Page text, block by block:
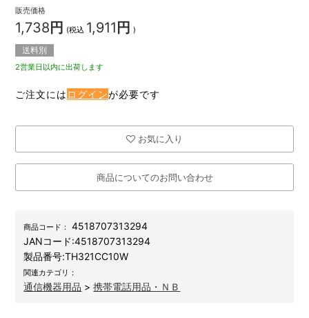
販売価格
1,738 円 (税込 1,911 円 )
送料別
2営業日以内に出荷します
ご注文には ログインが必要です
お気に入り
商品についてのお問い合わせ
商品コード：
4518707313294
JANコード:4518707313294
製品番号:TH321CC10W
関連カテゴリ：
通信機器用品 >携帯電話用品・ＮＢ